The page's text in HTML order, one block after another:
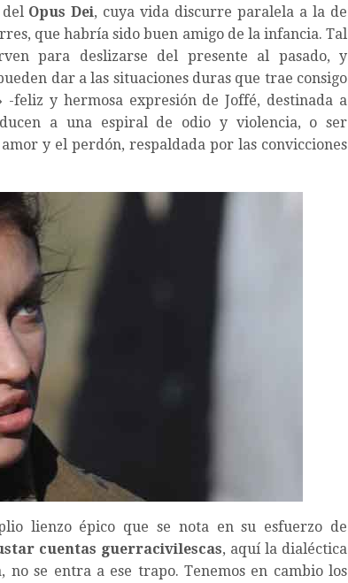
Opus Dei, cuya vida discurre paralela a la de
que habría sido buen amigo de la infancia. Tal
para deslizarse del presente al pasado, y
dar a las situaciones duras que trae consigo
-feliz y hermosa expresión de Joffé, destinada a
a una espiral de odio y violencia, o ser
y el perdón, respaldada por las convicciones
lienzo épico que se nota en su esfuerzo de
cuentas guerracivilescas, aquí la dialéctica
se entra a ese trapo. Tenemos en cambio los